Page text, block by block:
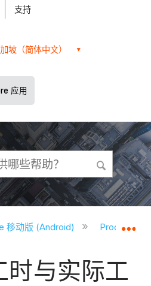
支持
坡（简体中文）
应用
层次
移动版 (Android) Procore
时与实际工